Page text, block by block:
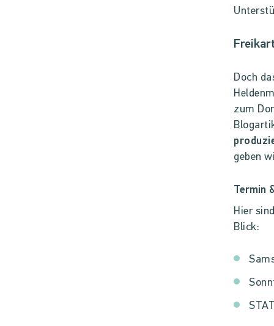
Doch
zum
geben
Termin
Hier
Blick: